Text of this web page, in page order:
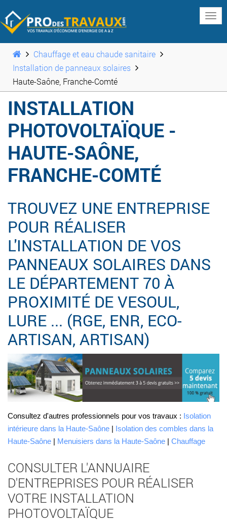
Chauffage et eau chaude sanitaire
Installation de panneaux solaires
Haute-Saône, Franche-Comté
INSTALLATION
PHOTOVOLTAÏQUE -
HAUTE-SAÔNE,
FRANCHE-COMTÉ
TROUVEZ UNE ENTREPRISE
POUR RÉALISER
L'INSTALLATION DE VOS
PANNEAUX SOLAIRES DANS
LE DÉPARTEMENT 70 À
PROXIMITÉ DE VESOUL,
LURE ... (RGE, ENR, ECO-
ARTISAN, ARTISAN)
Consultez d'autres professionnels pour vos travaux : Isolation
intérieure dans la Haute-Saône | Isolation des combles dans la
Haute-Saône | Menuisiers dans la Haute-Saône | Chauffage
CONSULTER L'ANNUAIRE
D'ENTREPRISES POUR RÉALISER
VOTRE INSTALLATION
PHOTOVOLTAÏQUE